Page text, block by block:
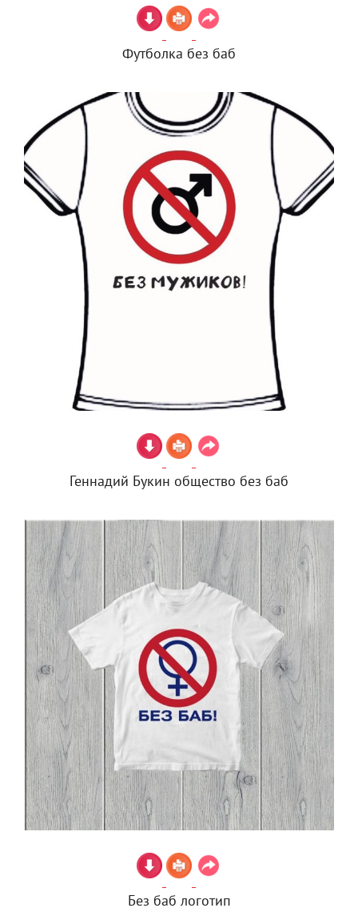
Футболка без баб
Геннадий Букин общество без баб
Без баб логотип